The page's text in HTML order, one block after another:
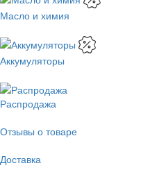
Масло и химия
Аккумуляторы
Распродажа
Отзывы о товаре
Доставка